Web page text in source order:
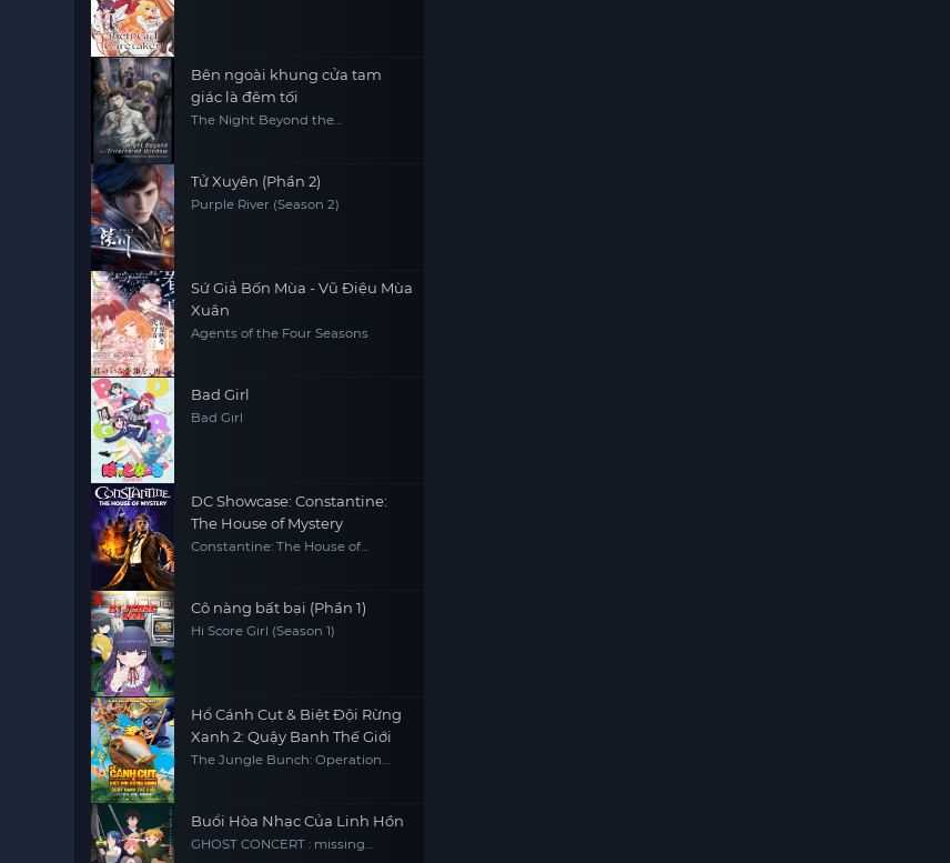
Bên ngoài khung cửa tam
giác là đêm tối
The Night Beyond the
Tử Xuyên (Phần 2)
Purple River (Season 2)
Sứ Giả Bốn Mùa - Vũ Điệu Mùa
Xuân
Agents of the Four Seasons
Bad Girl
Bad Girl
DC Showcase: Constantine:
The House of Mystery
Constantine: The House of
Cô nàng bất bại (Phần 1)
Hi Score Girl (Season 1)
Hổ Cánh Cụt & Biệt Đội Rừng
Xanh 2: Quậy Banh Thế Giới
The Jungle Bunch: Operation
Buổi Hòa Nhạc Của Linh Hồn
GHOST CONCERT : missing